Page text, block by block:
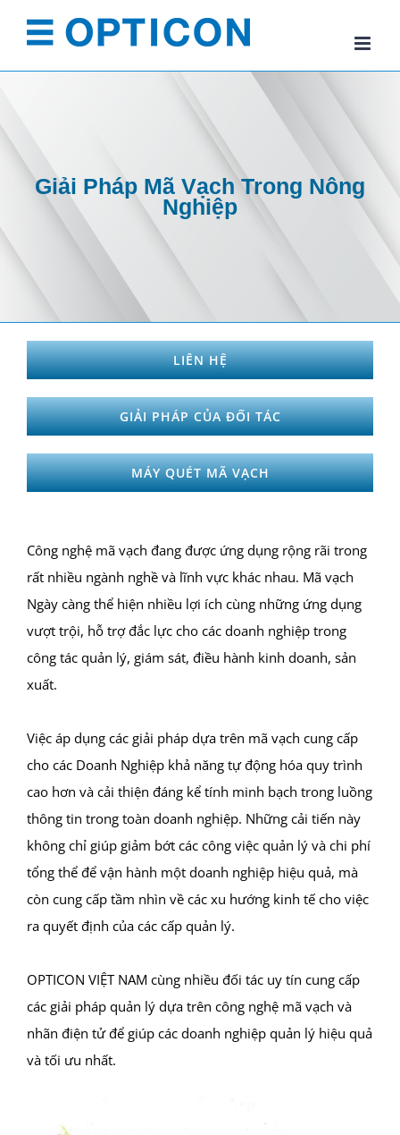
content
Giải Pháp Mã Vạch Trong Nông
Nghiệp
LIÊN HỆ
GIẢI PHÁP CỦA ĐỐI TÁC
MÁY QUÉT MÃ VẠCH
Công nghệ mã vạch đang được ứng dụng rộng rãi trong
rất nhiều ngành nghề và lĩnh vực khác nhau. Mã vạch
Ngày càng thể hiện nhiều lợi ích cùng những ứng dụng
vượt trội, hỗ trợ đắc lực cho các doanh nghiệp trong
công tác quản lý, giám sát, điều hành kinh doanh, sản
xuất.
Việc áp dụng các giải pháp dựa trên mã vạch cung cấp
cho các Doanh Nghiệp khả năng tự động hóa quy trình
cao hơn và cải thiện đáng kể tính minh bạch trong luồng
thông tin trong toàn doanh nghiệp. Những cải tiến này
không chỉ giúp giảm bớt các công việc quản lý và chi phí
tổng thể để vận hành một doanh nghiệp hiệu quả, mà
còn cung cấp tầm nhìn về các xu hướng kinh tế cho việc
ra quyết định của các cấp quản lý.
OPTICON VIỆT NAM cùng nhiều đối tác uy tín cung cấp
các giải pháp quản lý dựa trên công nghệ mã vạch và
nhãn điện tử để giúp các doanh nghiệp quản lý hiệu quả
và tối ưu nhất.